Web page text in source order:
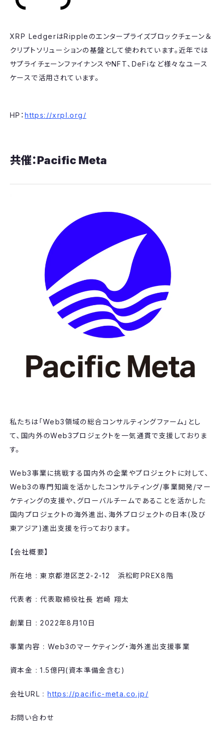
XRP Ledgerは​Rippleのエンタープライズブロックチェーン＆
クリプトソリューションの基盤として使われています。近年では
サプライチェーンファイナンスやNFT、DeFiなど様々なユース
ケースで活用されています。
​HP：https://xrpl.org/
共催：Pacific Meta
私たちは「Web3領域の総合コンサルティングファーム」とし
て、国内外のWeb3プロジェクトを一気通貫で支援しておりま
す。
Web3事業に挑戦する国内外の企業やプロジェクトに対して、
Web3の専門知識を活かしたコンサルティング/事業開発/マー
ケティングの支援や、グローバルチームであることを活かした
国内プロジェクトの海外進出、海外プロジェクトの日本(及び
東アジア)進出支援を行っております。
【会社概要】
所在地 : 東京都港区芝2-2-12 浜松町PREX8階
代表者 : 代表取締役社長 岩崎 翔太
創業日 : 2022年8月10日
事業内容 : Web3のマーケティング・海外進出支援事業
資本金 : 1.5億円(資本準備金含む)
会社URL :https://pacific-meta.co.jp/
お問い合わせ